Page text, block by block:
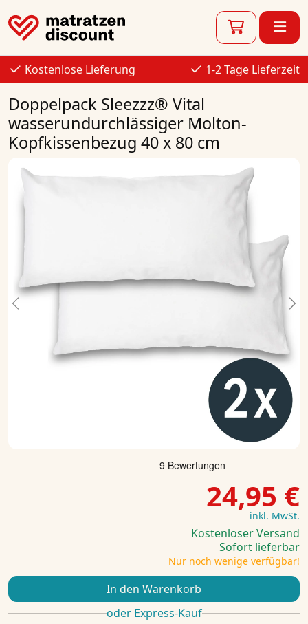
Kostenlose Lieferung 1-2 Tage Lieferzeit
Doppelpack Sleezzz® Vital
wasserundurchlässiger Molton-
Kopfkissenbezug 40 x 80 cm
Previous
24,95 €
inkl. MwSt.
Kostenloser Versand
Sofort lieferbar
Nur noch wenige verfügbar!
In den Warenkorb
oder Express-Kauf